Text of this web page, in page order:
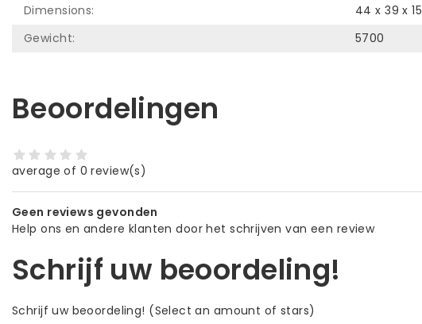
Dimensions:
44 x 39 x 15
Gewicht:
5700
Beoordelingen
average of 0 review(s)
Geen reviews gevonden
Help ons en andere klanten door het schrijven van een review
Schrijf uw beoordeling!
Schrijf uw beoordeling! (Select an amount of stars)